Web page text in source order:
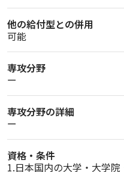
他の給付型との併用
可能
専攻分野
ー
専攻分野の詳細
ー
資格・条件
1.日本国内の大学・大学